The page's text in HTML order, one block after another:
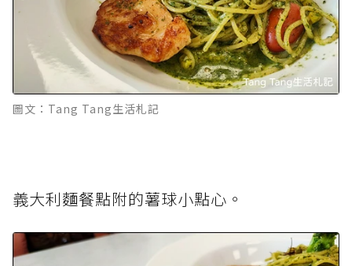
圖文：Tang Tang生活札記
義大利麵餐點附的薯球小點心。